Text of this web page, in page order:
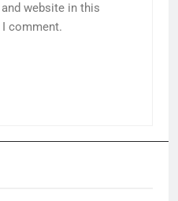
website in this
comment.